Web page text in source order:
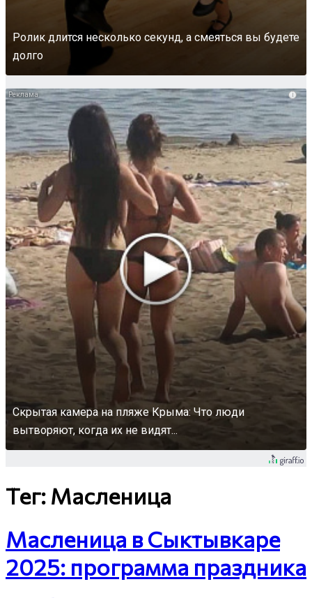
Ролик длится несколько секунд, а смеяться вы будете
долго
i
Скрытая камера на пляже Крыма: Что люди
вытворяют, когда их не видят...
Тег: Масленица
Масленица в Сыктывкаре
2025: программа праздника